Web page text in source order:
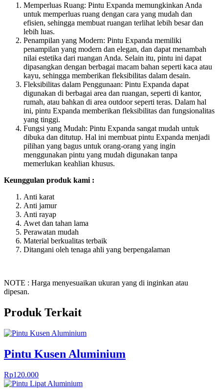
Memperluas Ruang: Pintu Expanda memungkinkan Anda
untuk memperluas ruang dengan cara yang mudah dan
efisien, sehingga membuat ruangan terlihat lebih besar dan
lebih luas.
Penampilan yang Modern: Pintu Expanda memiliki
penampilan yang modern dan elegan, dan dapat menambah
nilai estetika dari ruangan Anda. Selain itu, pintu ini dapat
dipasangkan dengan berbagai macam bahan seperti kaca atau
kayu, sehingga memberikan fleksibilitas dalam desain.
Fleksibilitas dalam Penggunaan: Pintu Expanda dapat
digunakan di berbagai area dan ruangan, seperti di kantor,
rumah, atau bahkan di area outdoor seperti teras. Dalam hal
ini, pintu Expanda memberikan fleksibilitas dan fungsionalitas
yang tinggi.
Fungsi yang Mudah: Pintu Expanda sangat mudah untuk
dibuka dan ditutup. Hal ini membuat pintu Expanda menjadi
pilihan yang bagus untuk orang-orang yang ingin
menggunakan pintu yang mudah digunakan tanpa
memerlukan keahlian khusus.
Keunggulan produk kami :
Anti karat
Anti jamur
Anti rayap
Awet dan tahan lama
Perawatan mudah
Material berkualitas terbaik
Ditangani oleh tenaga ahli yang berpengalaman
NOTE : Harga menyesuaikan ukuran yang di inginkan atau
dipesan.
Produk Terkait
Pintu Kusen Aluminium
Rp120.000